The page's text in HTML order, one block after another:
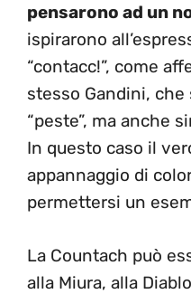
pensarono ad un
ispirarono
“contacc!”, come
stesso Gandini, che
“peste”, ma anche
In questo caso il
appannaggio di
permettersi un
La Countach può
alla Miura, alla